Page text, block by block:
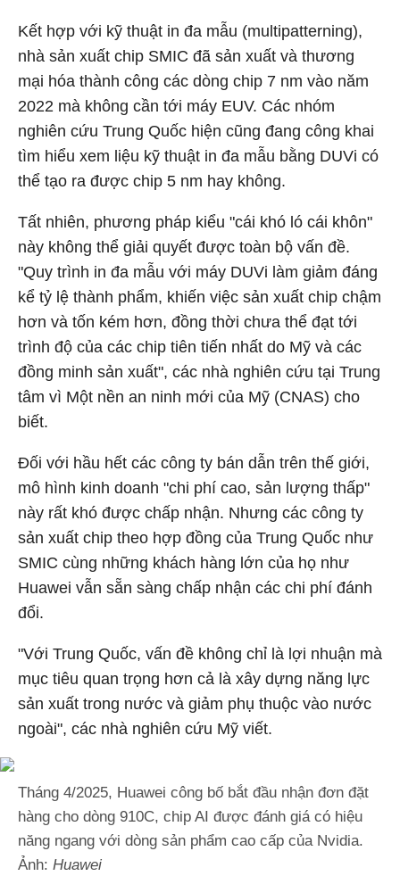
Kết hợp với kỹ thuật in đa mẫu (multipatterning),
nhà sản xuất chip SMIC đã sản xuất và thương
mại hóa thành công các dòng chip 7 nm vào năm
2022 mà không cần tới máy EUV. Các nhóm
nghiên cứu Trung Quốc hiện cũng đang công khai
tìm hiểu xem liệu kỹ thuật in đa mẫu bằng DUVi có
thể tạo ra được chip 5 nm hay không.
Tất nhiên, phương pháp kiểu "cái khó ló cái khôn"
này không thể giải quyết được toàn bộ vấn đề.
"Quy trình in đa mẫu với máy DUVi làm giảm đáng
kể tỷ lệ thành phẩm, khiến việc sản xuất chip chậm
hơn và tốn kém hơn, đồng thời chưa thể đạt tới
trình độ của các chip tiên tiến nhất do Mỹ và các
đồng minh sản xuất", các nhà nghiên cứu tại Trung
tâm vì Một nền an ninh mới của Mỹ (CNAS) cho
biết.
Đối với hầu hết các công ty bán dẫn trên thế giới,
mô hình kinh doanh "chi phí cao, sản lượng thấp"
này rất khó được chấp nhận. Nhưng các công ty
sản xuất chip theo hợp đồng của Trung Quốc như
SMIC cùng những khách hàng lớn của họ như
Huawei vẫn sẵn sàng chấp nhận các chi phí đánh
đổi.
"Với Trung Quốc, vấn đề không chỉ là lợi nhuận mà
mục tiêu quan trọng hơn cả là xây dựng năng lực
sản xuất trong nước và giảm phụ thuộc vào nước
ngoài", các nhà nghiên cứu Mỹ viết.
Tháng 4/2025, Huawei công bố bắt đầu nhận đơn đặt
hàng cho dòng 910C, chip AI được đánh giá có hiệu
năng ngang với dòng sản phẩm cao cấp của Nvidia.
Ảnh: Huawei